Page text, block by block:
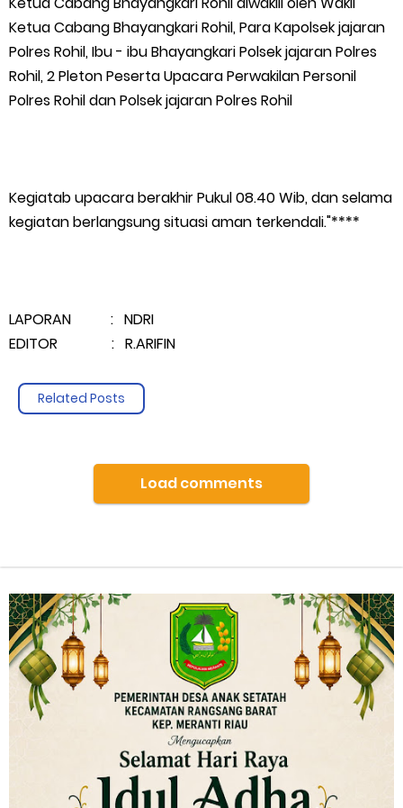
Ketua Cabang Bhayangkari Rohil, Para Kapolsek jajaran
Polres Rohil, Ibu - ibu Bhayangkari Polsek jajaran Polres
Rohil, 2 Pleton Peserta Upacara Perwakilan Personil
Polres Rohil dan Polsek jajaran Polres Rohil
Kegiatab upacara berakhir Pukul 08.40 Wib, dan selama
kegiatan berlangsung situasi aman terkendali."****
LAPORAN : NDRI
EDITOR : R.ARIFIN
Related Posts
Load comments